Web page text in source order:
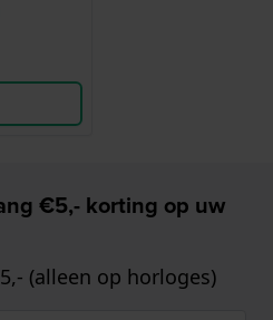
€5,- korting op uw
(alleen op horloges)